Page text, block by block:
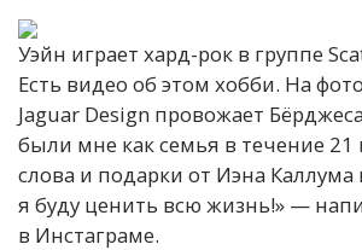
Уэйн играет хард-рок в группе
Есть видео об этом хобби. На
Jaguar Design провожает
были мне как семья в течение
слова и подарки от Иэна
я буду ценить всю жизнь!» —
в Инстаграме.